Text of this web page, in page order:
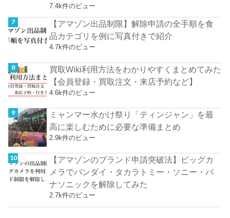
7.4k件のビュー
【アマゾン出品制限】解除申請の全手順を食
品カテゴリを例に写真付きで紹介
4.7k件のビュー
買取Wiki利用方法をわかりやすくまとめてみた
【会員登録・買取注文・来店予約など】
4.6k件のビュー
ミャンマー水かけ祭り「ティンジャン」を最
高に楽しむために必要な準備まとめ
2.9k件のビュー
【アマゾンのブランド申請突破法】ビッグカ
メラでバンダイ・タカラトミー・ソニー・パ
ナソニックを解除してみた
2.7k件のビュー